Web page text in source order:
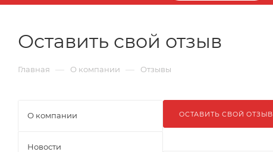
Оставить свой отзыв
Главная — О компании — Отзывы
ОСТАВИТЬ СВОЙ ОТЗЫВ
О компании
Новости